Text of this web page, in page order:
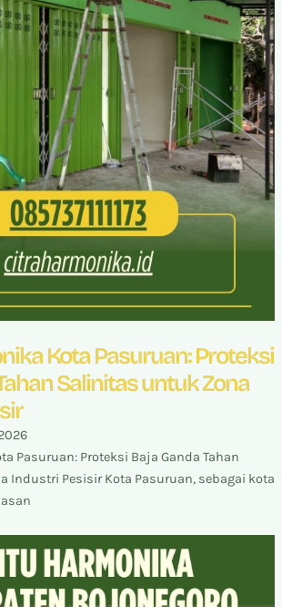
Kota Pasuruan: Proteksi
Salinitas untuk Zona
Pasuruan: Proteksi Baja Ganda Tahan
Industri Pesisir Kota Pasuruan, sebagai kota